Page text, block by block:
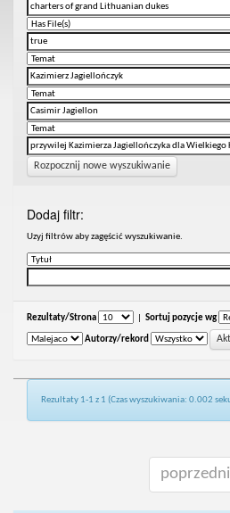
Rozpocznij nowe wyszukiwanie
Dodaj filtr:
Uzyj filtrów aby zagęścić wyszukiwanie.
Rezultaty/Strona Sortuj pozycje wg
Autorzy/rekord
Rezultaty 1-1 z 1 (Czas wyszukiwania: 0.002
poprzedni